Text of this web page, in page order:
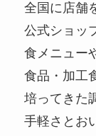
全国に店舗
公式ショッ
食メニュー
食品・加工
培ってきた
手軽さとお